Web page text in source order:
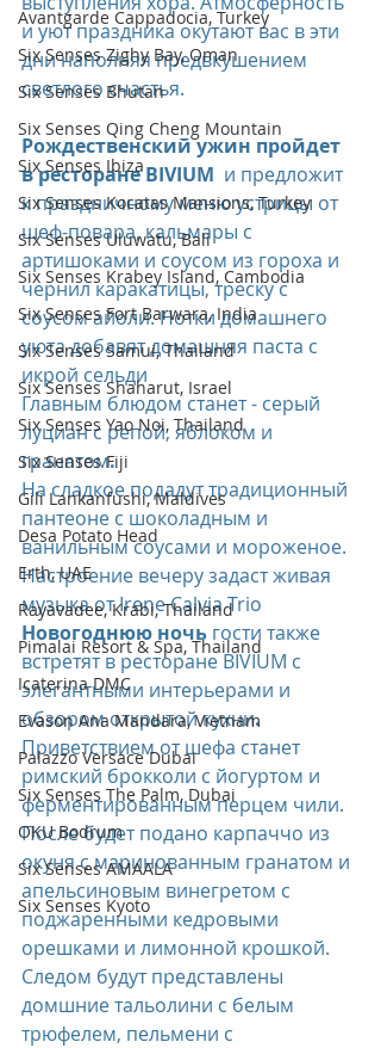
Avantgarde Cappadocia, Turkey
Six Senses Zighy Bay, Oman
Six Senses Bhutan
Six Senses Qing Cheng Mountain
Six Senses Ibiza
Six Senses Kocatas Mansions, Turkey
Six Senses Uluwatu, Bali
Six Senses Krabey Island, Cambodia
Six Senses Fort Barwara, India
Six Senses Samui, Thailand
Six Senses Shaharut, Israel
Six Senses Yao Noi, Thailand
Six Senses Fiji
Gili Lankanfushi, Maldives
Desa Potato Head
Erth, UAE
Rayavadee, Krabi, Thailand
Pimalai Resort & Spa, Thailand
Icaterina DMC
Evason Ana Mandara, Vietnam
Palazzo Versace Dubai
Six Senses The Palm, Dubai
OKU Bodrum
Six Senses AMAALA
Six Senses Kyoto
и уют праздника окутают вас в эти
дни наполняя предвкушением
светлого счастья.
Рождественский ужин пройдет
в ресторане BIVIUM и предложит
к праздничному меню устрицы от
шеф-повара, кальмары с
артишоками и соусом из гороха и
чернил каракатицы, треску с
соусом айоли. Нотки домашнего
уюта добавят домашняя паста с
икрой сельди
Главным блюдом станет - серый
луциан с репой, яблоком и
гранатом.
На сладкое подадут традиционный
пантеоне с шоколадным и
ванильным соусами и мороженое.
Настроение вечеру задаст живая
музыка от Irene Calvia Trio
Новогоднюю ночь гости также
встретят в ресторане BIVIUM с
элегантными интерьерами и
обзором открытой кухни.
Приветствием от шефа станет
римский брокколи с йогуртом и
ферментированным перцем чили.
После будет подано карпаччо из
окуня с маринованным гранатом и
апельсиновым винегретом с
поджаренными кедровыми
орешками и лимонной крошкой.
Следом будут представлены
домшние тальолини с белым
трюфелем, пельмени с